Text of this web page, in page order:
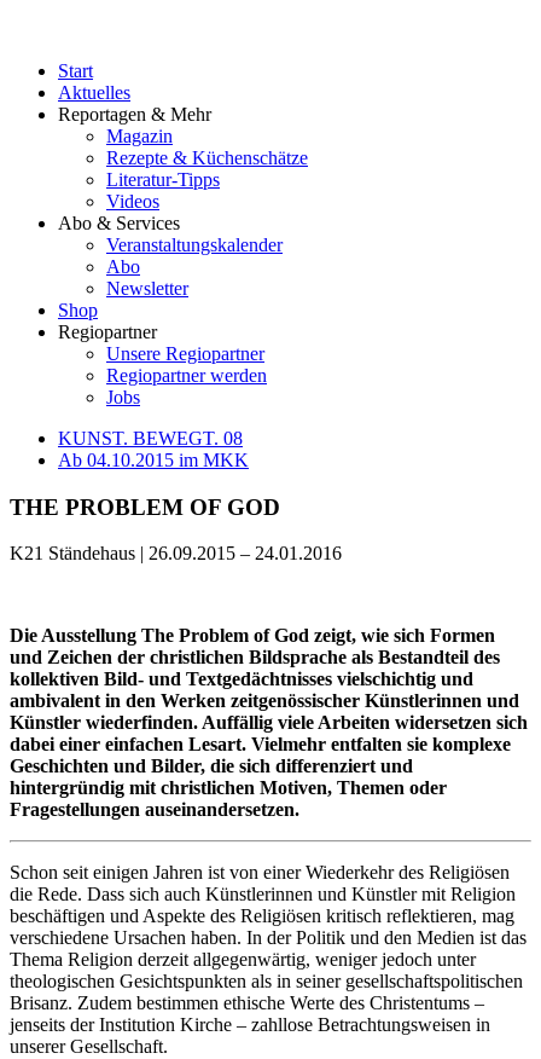
Start
Aktuelles
Reportagen & Mehr
Magazin
Rezepte & Küchenschätze
Literatur-Tipps
Videos
Abo & Services
Veranstaltungskalender
Abo
Newsletter
Shop
Regiopartner
Unsere Regiopartner
Regiopartner werden
Jobs
KUNST. BEWEGT. 08
Ab 04.10.2015 im MKK
THE PROBLEM OF GOD
K21 Ständehaus | 26.09.2015 – 24.01.2016
Die Ausstellung The Problem of God zeigt, wie sich Formen
und Zeichen der christlichen Bildsprache als Bestandteil des
kollektiven Bild- und Textgedächtnisses vielschichtig und
ambivalent in den Werken zeitgenössischer Künstlerinnen und
Künstler wiederfinden. Auffällig viele Arbeiten widersetzen sich
dabei einer einfachen Lesart. Vielmehr entfalten sie komplexe
Geschichten und Bilder, die sich differenziert und
hintergründig mit christlichen Motiven, Themen oder
Fragestellungen auseinandersetzen.
Schon seit einigen Jahren ist von einer Wiederkehr des Religiösen
die Rede. Dass sich auch Künstlerinnen und Künstler mit Religion
beschäftigen und Aspekte des Religiösen kritisch reflektieren, mag
verschiedene Ursachen haben. In der Politik und den Medien ist das
Thema Religion derzeit allgegenwärtig, weniger jedoch unter
theologischen Gesichtspunkten als in seiner gesellschaftspolitischen
Brisanz. Zudem bestimmen ethische Werte des Christentums –
jenseits der Institution Kirche – zahllose Betrachtungsweisen in
unserer Gesellschaft.